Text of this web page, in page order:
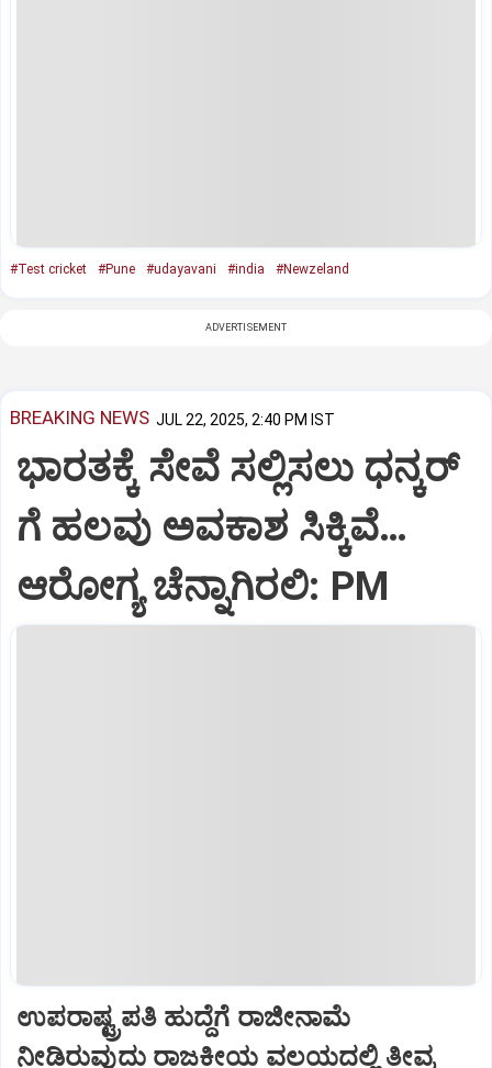
#Test cricket #Pune #udayavani #india #Newzeland
ADVERTISEMENT
BREAKING NEWS JUL 22, 2025, 2:40 PM IST
ಭಾರತಕ್ಕೆ ಸೇವೆ ಸಲ್ಲಿಸಲು ಧನ್ಕರ್‌
ಗೆ ಹಲವು ಅವಕಾಶ ಸಿಕ್ಕಿವೆ…
ಆರೋಗ್ಯ ಚೆನ್ನಾಗಿರಲಿ: PM
ಉಪರಾಷ್ಟ್ರಪತಿ ಹುದ್ದೆಗೆ ರಾಜೀನಾಮೆ
ನೀಡಿರುವುದು ರಾಜಕೀಯ ವಲಯದಲ್ಲಿ ತೀವ್ರ